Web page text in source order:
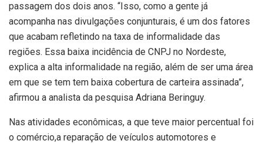
passagem dos dois anos. “Isso, como a gente já
acompanha nas divulgações conjunturais, é um dos fatores
que acabam refletindo na taxa de informalidade das
regiões. Essa baixa incidência de CNPJ no Nordeste,
explica a alta informalidade na região, além de ser uma área
em que se tem tem baixa cobertura de carteira assinada”,
afirmou a analista da pesquisa Adriana Beringuy.
Nas atividades econômicas, a que teve maior percentual foi
o comércio,a reparação de veículos automotores e